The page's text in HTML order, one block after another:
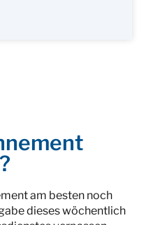
am besten noch
dieses wöchentlich